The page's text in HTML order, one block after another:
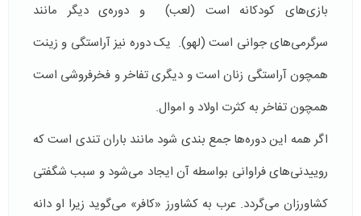
بازی‌های کودکانه است (لعب) و دوره‌ی دیگر مانند
سرگرمی‌های جوانی است (لهو). یک دوره نیز آراستگی و زینت
همچون آراستگی زنان است و دیگری تفاخر و فخرفروشی است
همچون تفاخر به کثرت اولاد و اموال.
اگر همه این دوره‌ها جمع بندی شود مانند باران تندی است که
روییدنی‌های فراوانی بواسطه آن ایجاد می‌شود و سبب شگفتی
کشاورزان می‌گردد. عرب به کشاورز «کافر» می‌گوید زیرا او دانه